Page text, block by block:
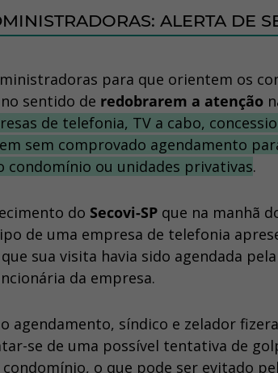
ALERTA DE
para que orientem os
sentido de redobrarem a atenção
de telefonia, TV a cabo,
sem comprovado agendamento
condomínio ou unidades privativas.
do Secovi-SP que na manhã
de uma empresa de telefonia
sua visita havia sido agendada
da empresa.
agendamento, síndico e zelador
se de uma possível tentativa de
o que pode ser evitado